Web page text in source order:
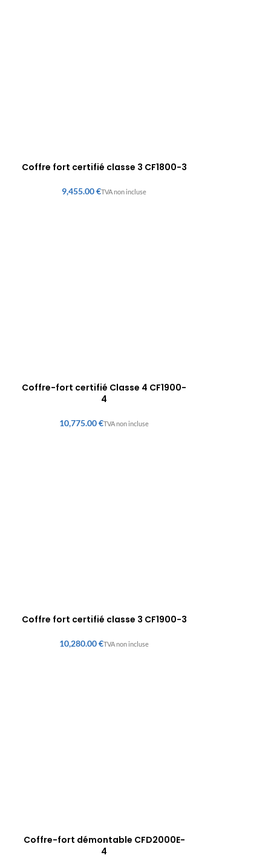
Coffre fort certifié classe 3 CF1800-3
€
Coffre-fort certifié Classe 4 CF1900-
4
€
Coffre fort certifié classe 3 CF1900-3
€
Coffre-fort démontable CFD2000E-
4